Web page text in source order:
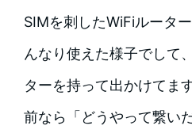
SIMを刺したWiFiルータ
んなり使えた様子でして
ターを持って出かけてます
前なら「どうやって繋い